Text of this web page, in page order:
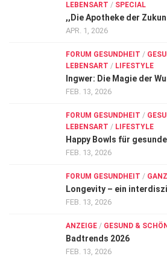
LEBENSART / SPECIAL
,,Die Apotheke der
APR. 1, 2026
FORUM GESUNDHEIT /
LEBENSART / LIFESTYLE
Ingwer: Die Magie der
FEB. 13, 2026
FORUM GESUNDHEIT /
LEBENSART / LIFESTYLE
Happy Bowls für
FEB. 13, 2026
FORUM GESUNDHEIT /
Longevity – ein
FEB. 13, 2026
ANZEIGE / GESUND & SCHÖN
Badtrends 2026
FEB. 13, 2026